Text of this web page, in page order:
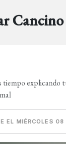
Cancino
tiempo explicando
EL MIÉRCOLES